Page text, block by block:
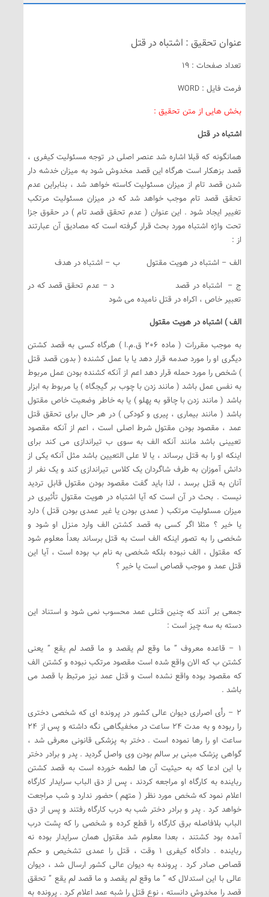
عنوان تحقیق : اشتباه در قتل
تعداد صفحات : 19
فرمت فایل : WORD
بخش هایی از متن تحقیق :
اشتباه در قتل
همانگونه که قبلا اشاره شد عنصر اصلی در توجه مسئولیت کیفری ،
قصد بزهکار است هرگاه این قصد مخدوش شود به میزان خدشه دار
شدن قصد تام از میزان مسئولیت کاسته خواهد شد ، بنابراین عدم
تحقق قصد تام موجب خواهد شد که در میزان مسئولیت مرتکب
تغییر ایجاد شود . این عنوان ( عدم تحقق قصد تام ) در حقوق جزا
تحت واژه اشتباه مورد بحث قرار گرفته است که مصادیق آن عبارتند
از :
الف – اشتباه در هویت مقتول ب – اشتباه در هدف
ج – اشتباه در قصد د – عدم تحقق قصد که در
تعبیر خاص ، اکراه در قتل نامیده می شود
الف ) اشتباه در هویت مقتول
به موجب مقررات ( ماده 206 ق.م.ا ) هرگاه کسی به قصد کشتن
دیگری او را مورد صدمه قرار دهد یا با عمل کشنده ( بدون قصد قتل
) شخص را مورد حمله قرار دهد اعم از آنکه کشنده بودن عمل مربوط
به نفس عمل باشد ( مانند زدن با چوب بر گیجگاه ) یا مربوط به ابزار
باشد ( مانند زدن با چاقو به پهلو ) یا به خاطر وضعیت خاص مقتول
باشد ( مانند بیماری ، پیری و کودکی ) در هر حال برای تحقق قتل
عمد ، مقصود بودن مقتول شرط اصلی است ، اعم از آنکه مقصود
تعیینی باشد مانند آنکه الف به سوی ب تیراندازی می کند برای
اینکه او را به قتل برساند ، یا لا علی التعیین باشد مثل آنکه یکی از
دانش آموزان به طرف شاگردان یک کلاس تیراندازی کند و یک نفر از
آنان به قتل برسد ، لذا باید گفت مقصود بودن مقتول قابل تردید
نیست . بحث در آن است که آیا اشتباه در هویت مقتول تأثیری در
میزان مسئولیت مرتکب ( عمدی بودن یا غیر عمدی بودن قتل ) دارد
یا خیر ؟ مثلا اگر کسی به قصد کشتن الف وارد منزل او شود و
شخصی را به تصور اینکه الف است به قتل برساند بعداً معلوم شود
که مقتول ، الف نبوده بلکه شخصی به نام ب بوده است ، آیا این
قتل عمد و موجب قصاص است یا خیر ؟
جمعی بر آنند که چنین قتلی عمد محسوب نمی شود و استناد این
دسته به سه چیز است :
1 – قاعده معروف ” ما وقع لم یقصد و ما قصد لم یقع ” یعنی
کشتن ب که الان واقع شده است مقصود مرتکب نبوده و کشتن الف
که مقصود بوده واقع نشده است و قتل عمد نیز مرتبط با قصد می
باشد .
2 – رأی اصراری دیوان عالی کشور در پرونده ای که شخصی دختری
را ربوده و به مدت 24 ساعت در مخفیگاهی نگه داشته و پس از 24
ساعت او را رها نموده است . دختر به پزشکی قانونی معرفی شد ،
گواهی پزشک مبنی بر سالم بودن وی واصل گردید . پدر و برادر دختر
با این ادعا که به حیثیت آن ها لطمه خورده است به قصد کشتن
رباینده به کارگاه او مراجعه کردند ، پس از دق الباب سرایدار کارگاه
اعلام نمود که شخص مورد نظر ( متهم ) حضور ندارد و شب مراجعت
خواهد کرد . پدر و برادر دختر شب به درب کارگاه رفتند و پس از دق
الباب بلافاصله برق کارگاه را قطع کرده و شخصی را که پشت درب
آمده بود کشتند ، بعدا معلوم شد مقتول همان سرایدار بوده نه
رباینده . دادگاه کیفری 1 وقت ، قتل را عمدی تشخیص و حکم
قصاص صادر کرد . پرونده به دیوان عالی کشور ارسال شد ، دیوان
عالی با این استدلال که ” ما وقع لم یقصد و ما قصد لم یقع ” تحقق
قصد را مخدوش دانسته ، نوع قتل را شبه عمد اعلام کرد . پرونده به